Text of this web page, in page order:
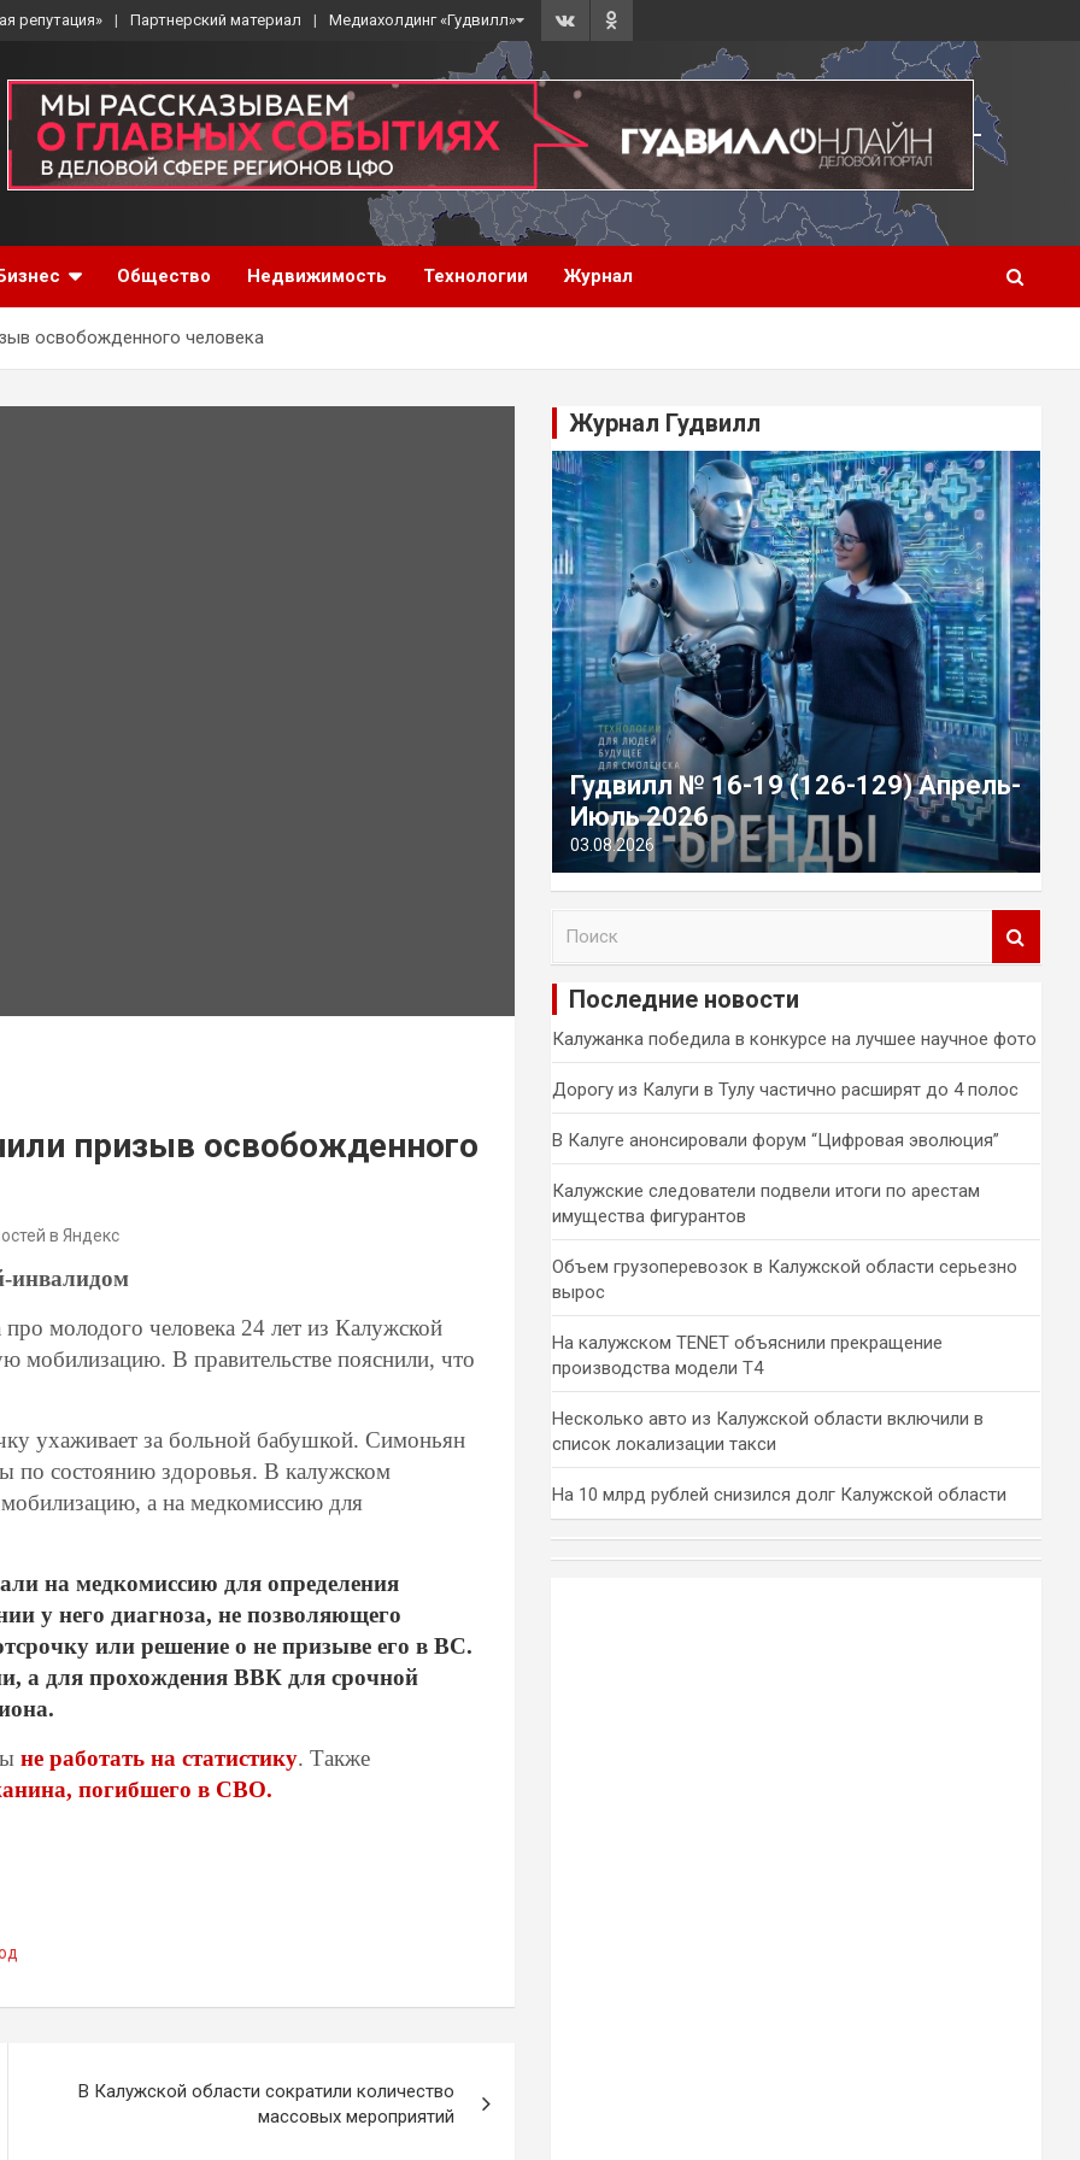
репутация» Партнерский материал Медиахолдинг «Гудвилл»
Общество Недвижимость Технологии Журнал
освобожденного человека
призыв освобожденного
в Яндекс
инвалидом
молодого человека 24 лет из Калужской
мобилизацию. В правительстве пояснили, что
ухаживает за больной бабушкой. Симоньян
по состоянию здоровья. В калужском
а на медкомиссию для
на медкомиссию для определения
у него диагноза, не позволяющего
или решение о не призыве его в ВС.
а для прохождения ВВК для срочной
не работать на статистику. Также
погибшего в СВО.
В Калужской области сократили количество
массовых мероприятий
Журнал Гудвилл
Гудвилл № 16-19 (126-129) Апрель-
Июль 2026
03.08.2026
и
Последние новости
Калужанка победила в конкурсе на лучшее научное фото
Дорогу из Калуги в Тулу частично расширят до 4 полос
В Калуге анонсировали форум “Цифровая эволюция”
Калужские следователи подвели итоги по арестам
имущества фигурантов
Объем грузоперевозок в Калужской области серьезно
вырос
На калужском TENET объяснили прекращение
производства модели T4
Несколько авто из Калужской области включили в
список локализации такси
На 10 млрд рублей снизился долг Калужской области